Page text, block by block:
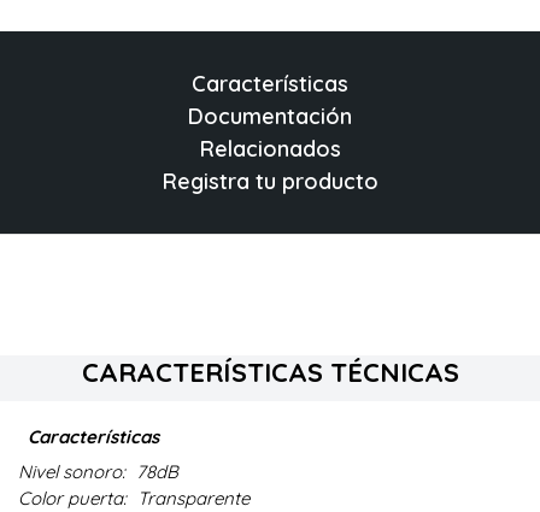
Características
Documentación
Relacionados
Registra tu producto
CARACTERÍSTICAS TÉCNICAS
Características
Nivel sonoro: 78dB
Color puerta: Transparente